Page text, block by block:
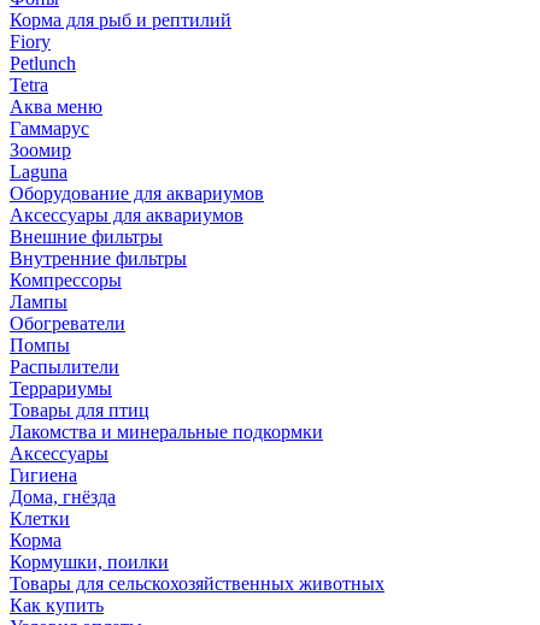
Корма для рыб и рептилий
Fiory
Petlunch
Tetra
Аква меню
Гаммарус
Зоомир
Laguna
Оборудование для аквариумов
Аксессуары для аквариумов
Внешние фильтры
Внутренние фильтры
Компрессоры
Лампы
Обогреватели
Помпы
Распылители
Террариумы
Товары для птиц
Лакомства и минеральные подкормки
Аксессуары
Гигиена
Дома, гнёзда
Клетки
Корма
Кормушки, поилки
Товары для сельскохозяйственных животных
Как купить